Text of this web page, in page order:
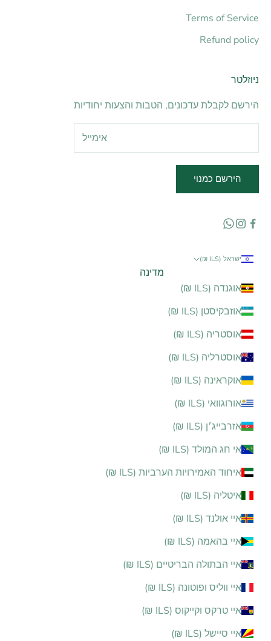
Terms of Service
Refund policy
ניוזלטר
הירשם לקבלת עדכונים, הטבות והצעות יחודיות
הירשם כמנוי
ישראל (ILS ₪)
מדינה
אוגנדה (ILS ₪)
אוזבקיסטן (ILS ₪)
אוסטריה (ILS ₪)
אוסטרליה (ILS ₪)
אוקראינה (ILS ₪)
אורוגוואי (ILS ₪)
אזרבייג׳ן (ILS ₪)
אי חג המולד (ILS ₪)
איחוד האמירויות הערביות (ILS ₪)
איטליה (ILS ₪)
איי אולנד (ILS ₪)
איי בהאמה (ILS ₪)
איי הבתולה הבריטיים (ILS ₪)
איי ווליס ופוטונה (ILS ₪)
איי טרקס וקייקוס (ILS ₪)
איי סיישל (ILS ₪)